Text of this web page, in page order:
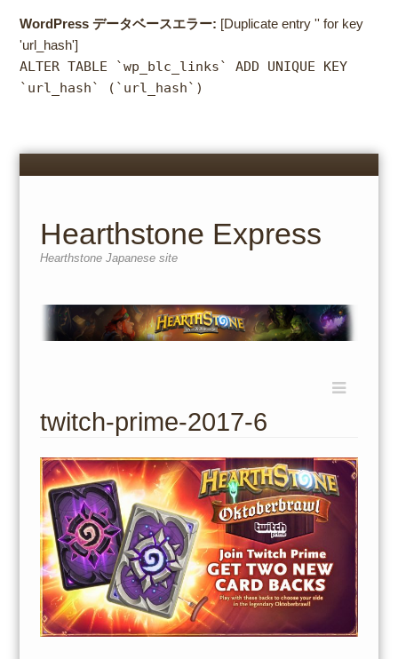
WordPress データベースエラー: [Duplicate entry '' for key
'url_hash']
ALTER TABLE `wp_blc_links` ADD UNIQUE KEY
`url_hash` (`url_hash`)
Menu
Hearthstone Express
Hearthstone Japanese site
content
twitch-prime-2017-6